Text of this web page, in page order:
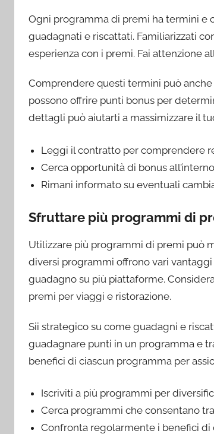
Ogni programma di premi ha termini e
guadagnati e riscattati. Familiarizzati
esperienza con i premi. Fai attenzione
Comprendere questi termini può
possono offrire punti bonus per
dettagli può aiutarti a massimizzare il
Leggi il contratto per comprendere
Cerca opportunità di bonus
Rimani informato su eventuali
Sfruttare più programmi di
Utilizzare più programmi di premi può
diversi programmi offrono vari
guadagno su più piattaforme.
premi per viaggi e ristorazione.
Sii strategico su come guadagni e
guadagnare punti in un programma e
benefici di ciascun programma per
Iscriviti a più programmi per
Cerca programmi che consentano
Confronta regolarmente i benefici